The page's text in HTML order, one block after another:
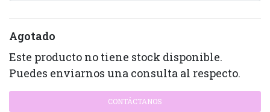
Agotado
Este producto no tiene stock disponible.
Puedes enviarnos una consulta al respecto.
CONTÁCTANOS